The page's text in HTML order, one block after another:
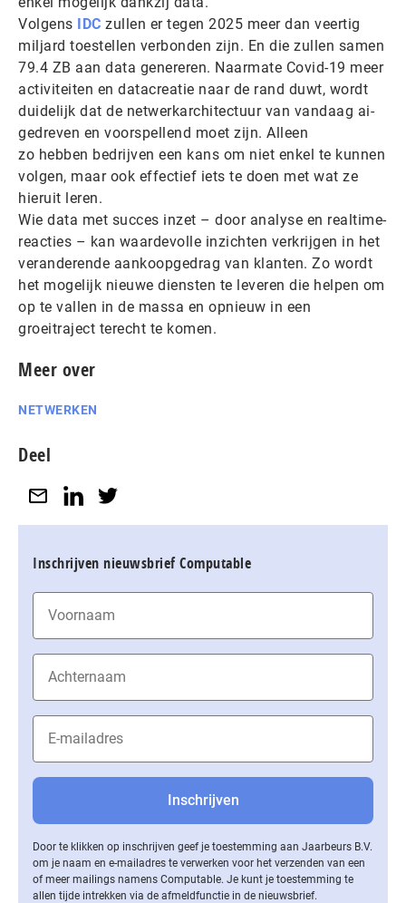
Volgens IDC zullen er tegen 2025 meer dan veertig
miljard toestellen verbonden zijn. En die zullen samen
79.4 ZB aan data genereren. Naarmate Covid-19 meer
activiteiten en datacreatie naar de rand duwt, wordt
duidelijk dat de netwerkarchitectuur van vandaag ai-
gedreven en voorspellend moet zijn. Alleen
zo hebben bedrijven een kans om niet enkel te kunnen
volgen, maar ook effectief iets te doen met wat ze
hieruit leren.
Wie data met succes inzet – door analyse en realtime-
reacties – kan waardevolle inzichten verkrijgen in het
veranderende aankoopgedrag van klanten. Zo wordt
het mogelijk nieuwe diensten te leveren die helpen om
op te vallen in de massa en opnieuw in een
groeitraject terecht te komen.
Meer over
NETWERKEN
Deel
Inschrijven nieuwsbrief Computable
Door te klikken op inschrijven geef je toestemming aan Jaarbeurs B.V.
om je naam en e-mailadres te verwerken voor het verzenden van een
of meer mailings namens Computable. Je kunt je toestemming te
allen tijde intrekken via de af­meld­func­tie in de nieuwsbrief.